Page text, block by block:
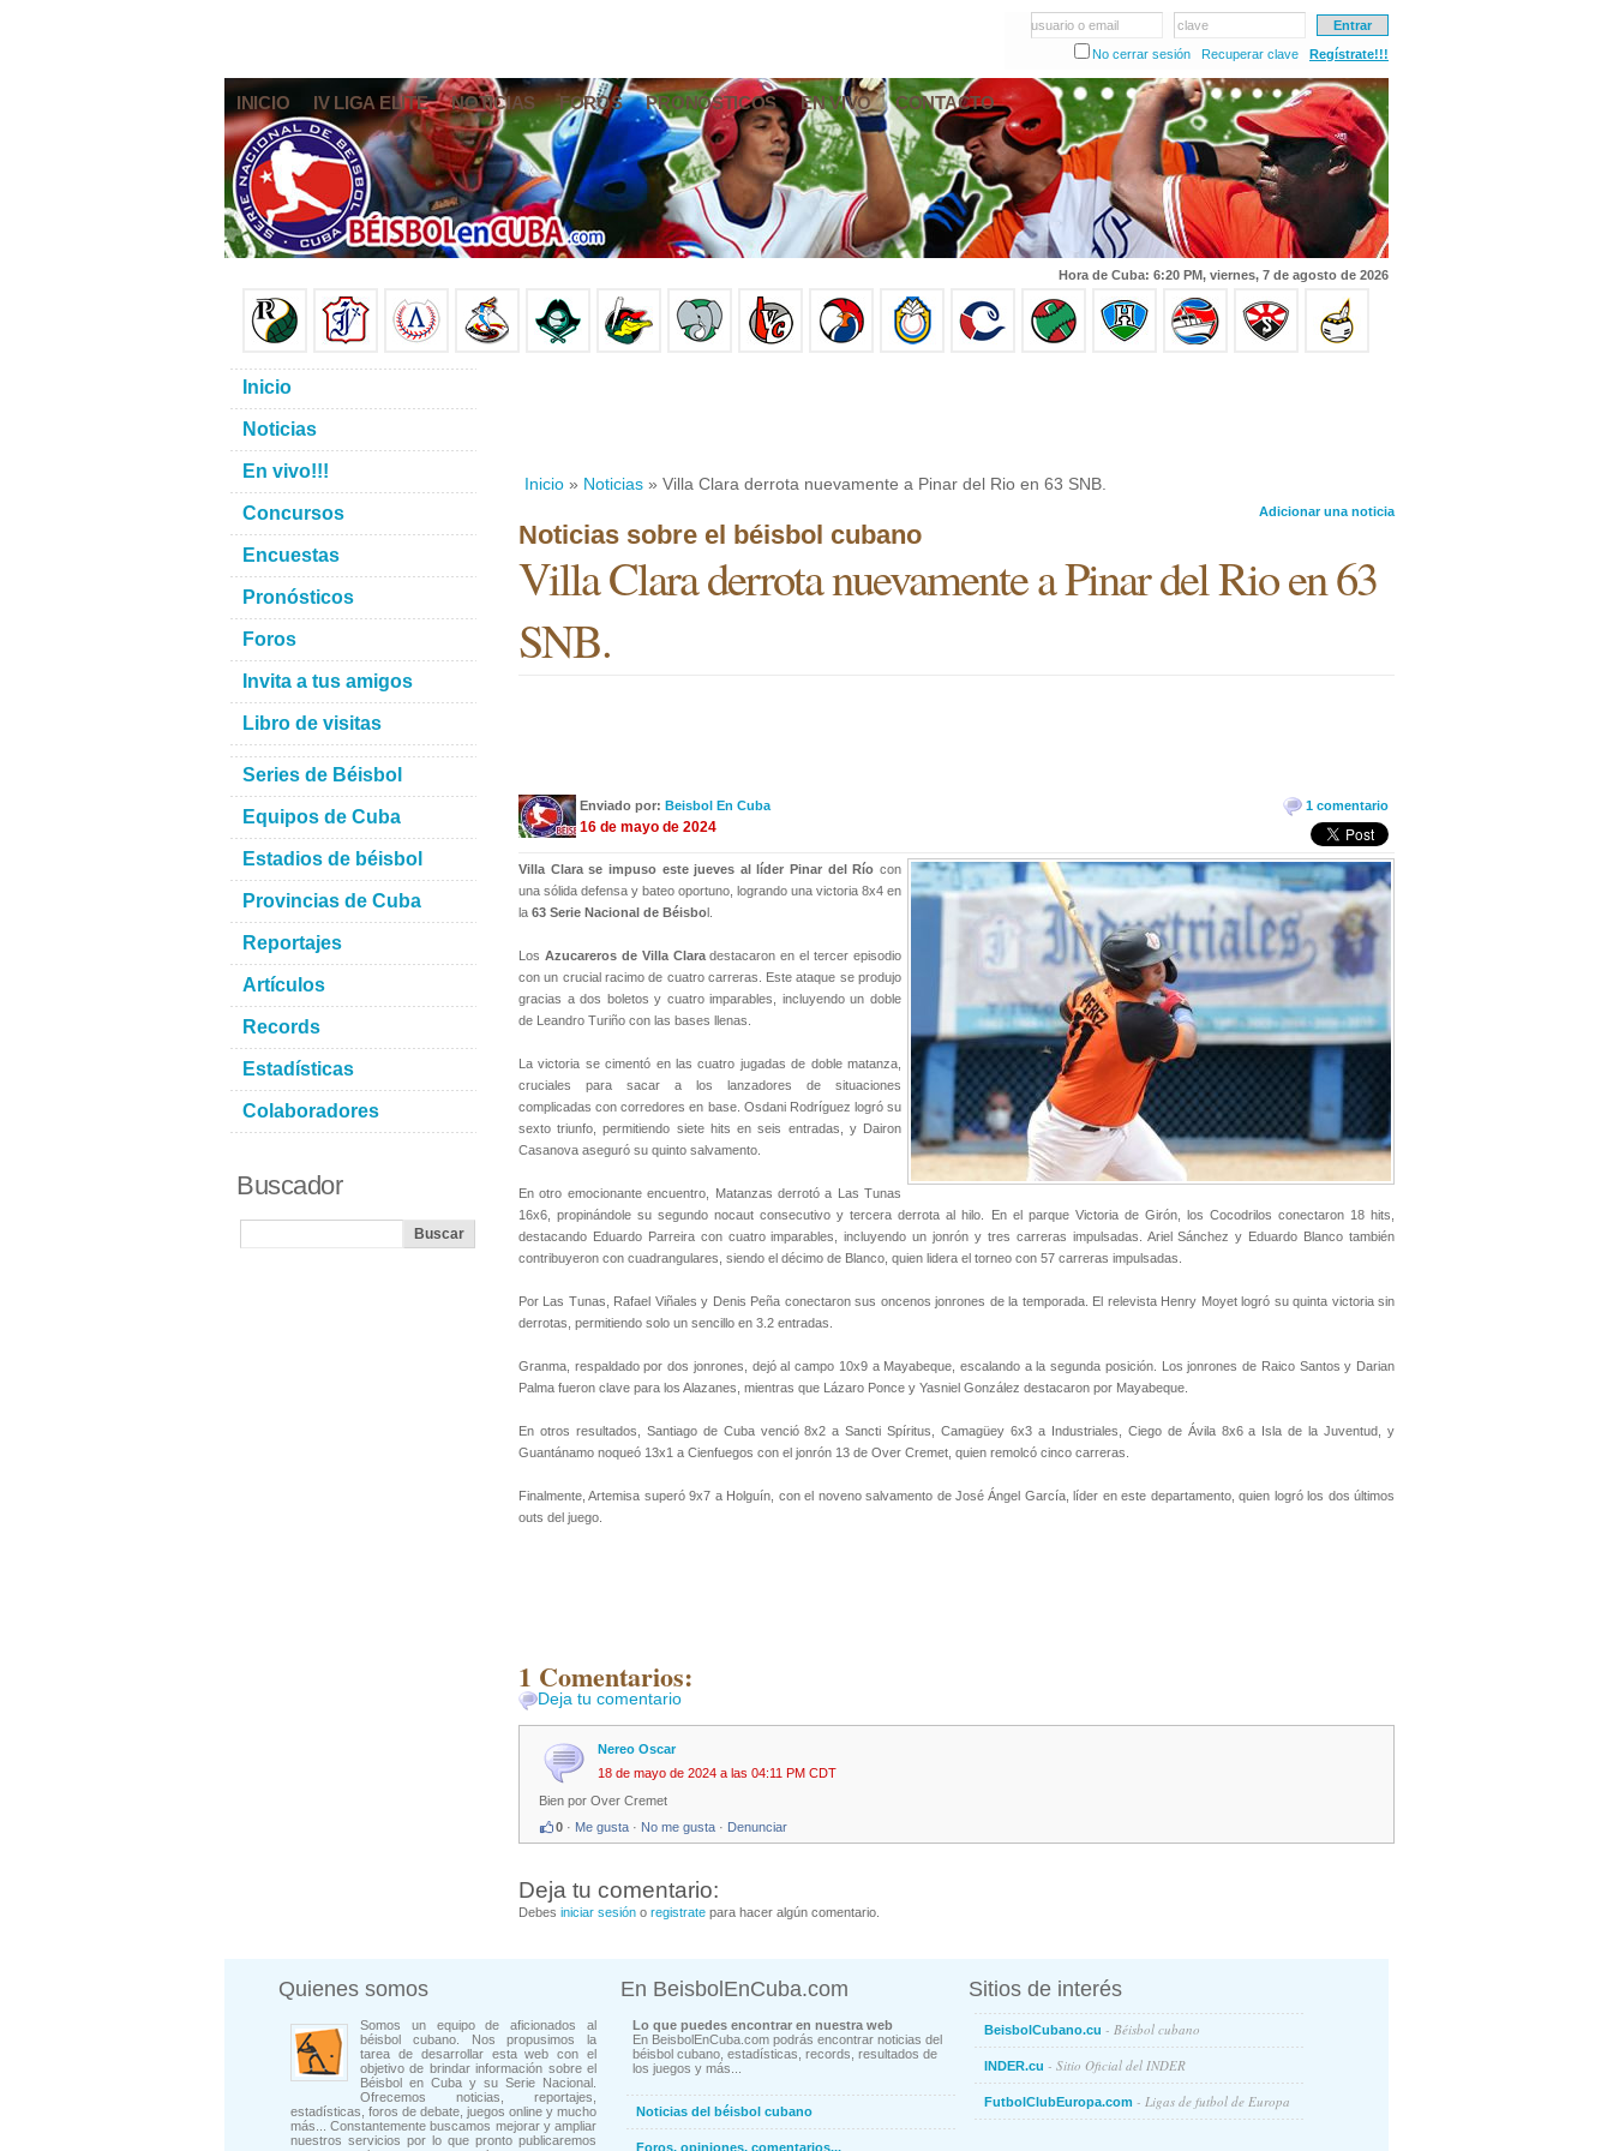
usuario o email
clave
No cerrar sesión
Recuperar clave Regístrate!!!
INICIO IV LIGA ELITE NOTICIAS FOROS PRONÓSTICOS EN VIVO CONTACTO
Hora de Cuba: 6:20 PM, viernes, 7 de agosto de 2026
Inicio » Noticias » Villa Clara derrota nuevamente a Pinar del Rio en 63 SNB.
Adicionar una noticia
Noticias sobre el béisbol cubano
Villa Clara derrota nuevamente a Pinar del Rio en 63
SNB.
1 comentario
Enviado por: Beisbol En Cuba
16 de mayo de 2024
Villa Clara se impuso este jueves al líder Pinar del Río con
una sólida defensa y bateo oportuno, logrando una victoria 8x4 en
la 63 Serie Nacional de Béisbol.
Los Azucareros de Villa Claradestacaron en el tercer episodio
con un crucial racimo de cuatro carreras. Este ataque se produjo
gracias a dos boletos y cuatro imparables, incluyendo un doble
de Leandro Turiño con las bases llenas.
La victoria se cimentó en las cuatro jugadas de doble matanza,
cruciales para sacar a los lanzadores de situaciones
complicadas con corredores en base. Osdani Rodríguez logró su
sexto triunfo, permitiendo siete hits en seis entradas, y Dairon
Casanova aseguró su quinto salvamento.
En otro emocionante encuentro, Matanzas derrotó a Las Tunas
16x6, propinándole su segundo nocaut consecutivo y tercera derrota al hilo. En el parque Victoria de Girón, los Cocodrilos conectaron 18 hits,
destacando Eduardo Parreira con cuatro imparables, incluyendo un jonrón y tres carreras impulsadas. Ariel Sánchez y Eduardo Blanco también
contribuyeron con cuadrangulares, siendo el décimo de Blanco, quien lidera el torneo con 57 carreras impulsadas.
Por Las Tunas, Rafael Viñales y Denis Peña conectaron sus oncenos jonrones de la temporada. El relevista Henry Moyet logró su quinta victoria sin
derrotas, permitiendo solo un sencillo en 3.2 entradas.
Granma, respaldado por dos jonrones, dejó al campo 10x9 a Mayabeque, escalando a la segunda posición. Los jonrones de Raico Santos y Darian
Palma fueron clave para los Alazanes, mientras que Lázaro Ponce y Yasniel González destacaron por Mayabeque.
En otros resultados, Santiago de Cuba venció 8x2 a Sancti Spíritus, Camagüey 6x3 a Industriales, Ciego de Ávila 8x6 a Isla de la Juventud, y
Guantánamo noqueó 13x1 a Cienfuegos con el jonrón 13 de Over Cremet, quien remolcó cinco carreras.
Finalmente, Artemisa superó 9x7 a Holguín, con el noveno salvamento de José Ángel García, líder en este departamento, quien logró los dos últimos
outs del juego.
1 Comentarios:
Deja tu comentario
Nereo Oscar
18 de mayo de 2024 a las 04:11 PM CDT
Bien por Over Cremet
0 · Me gusta · No me gusta · Denunciar
Deja tu comentario:
Debes iniciar sesión o registrate para hacer algún comentario.
Inicio
Noticias
En vivo!!!
Concursos
Encuestas
Pronósticos
Foros
Invita a tus amigos
Libro de visitas
Series de Béisbol
Equipos de Cuba
Estadios de béisbol
Provincias de Cuba
Reportajes
Artículos
Records
Estadísticas
Colaboradores
Buscador
Quienes somos
Somos un equipo de aficionados al
béisbol cubano. Nos propusimos la
tarea de desarrollar esta web con el
objetivo de brindar información sobre el
Béisbol en Cuba y su Serie Nacional.
Ofrecemos noticias, reportajes,
estadísticas, foros de debate, juegos online y mucho
más... Constantemente buscamos mejorar y ampliar
nuestros servicios por lo que pronto publicaremos
En BeisbolEnCuba.com
Lo que puedes encontrar en nuestra web
En BeisbolEnCuba.com podrás encontrar noticias del
béisbol cubano, estadísticas, records, resultados de
los juegos y más...
Noticias del béisbol cubano
Foros, opiniones, comentarios...
Sitios de interés
BeisbolCubano.cu - Béisbol cubano
INDER.cu - Sitio Oficial del INDER
FutbolClubEuropa.com - Ligas de futbol de Europa